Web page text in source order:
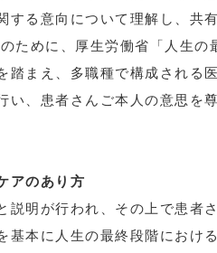
する意向について理解し、共
ために、厚生労働省「人生
踏まえ、多職種で構成される
い、患者さんご本人の意思を
アのあり方
説明が行われ、その上で患者
基本に人生の最終段階におけ